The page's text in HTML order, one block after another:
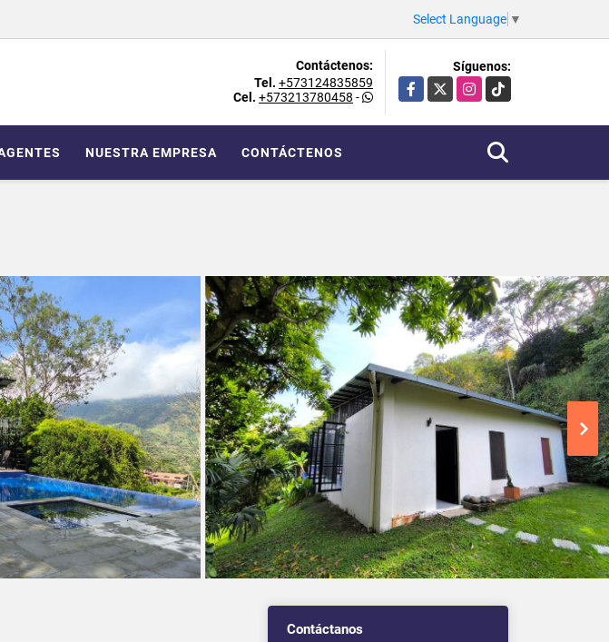
Select Language ▼
Contáctenos:
Tel. +573124835859
Cel. +573213780458 -
Síguenos:
Facebook
X Instagram
TikTok
NUESTRA EMPRESA CONTÁCTENOS
Contáctanos